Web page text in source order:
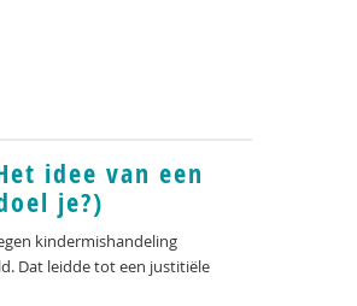
idee van een
je?)
kindermishandeling
Dat leidde tot een justitiële